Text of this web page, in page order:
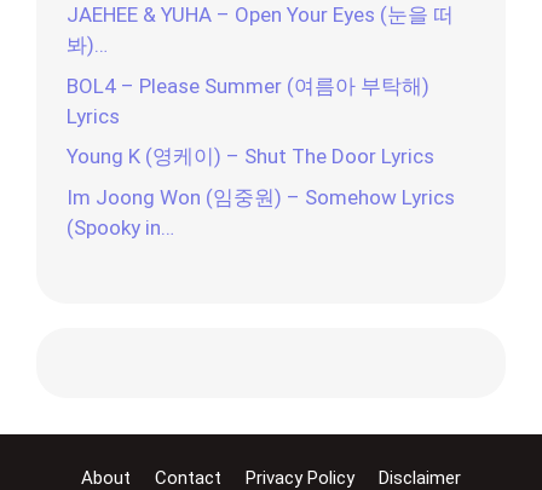
JAEHEE & YUHA – Open Your Eyes (눈을 떠
봐)…
BOL4 – Please Summer (여름아 부탁해)
Lyrics
Young K (영케이) – Shut The Door Lyrics
Im Joong Won (임중원) – Somehow Lyrics
(Spooky in…
About Contact Privacy Policy
Disclaimer